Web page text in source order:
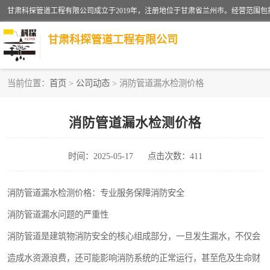
甘肃科探管道工程有限公司
当前位置： 首页 > 公司动态 > 消防管道漏水检测价格
消防管道漏水检测价格
时间：2025-05-17 点击次数：411
消防管道漏水检测价格：专业服务保障消防安全
消防管道漏水问题的严重性
消防管道是建筑物消防安全的核心组成部分，一旦发生漏水，不仅会
造成水资源浪费，还可能影响消防系统的正常运行，甚至危及生命财
供热管道漏水
自来水管漏水
高压车疏通清淤